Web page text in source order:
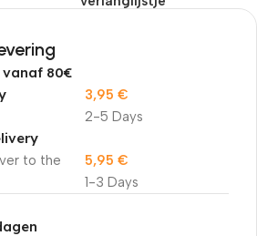
80€
2-5 Days
3,95 €
to the
1-3 Days
5,95 €